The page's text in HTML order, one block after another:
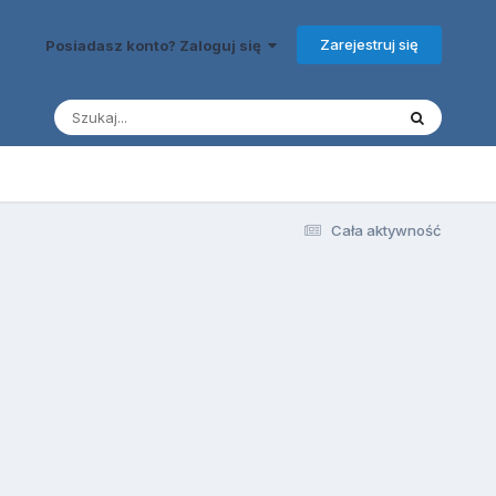
Posiadasz konto? Zaloguj się Zarejestruj się
Cała aktywność